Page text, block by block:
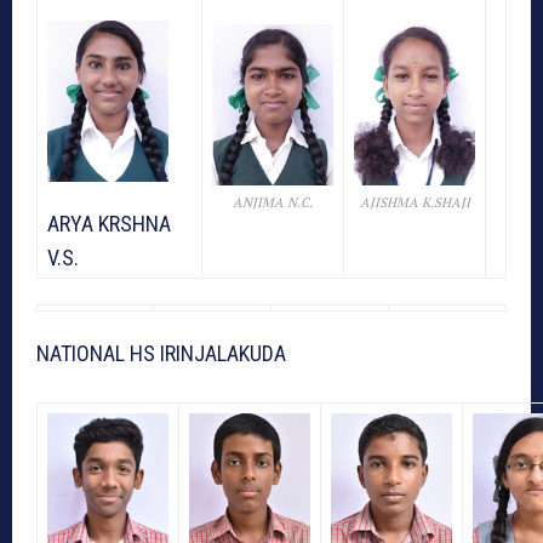
ARYA KRSHNA
V.S.
ANJIMA N.C. AJISHMA K.SHAJI
NATIONAL HS IRINJALAKUDA